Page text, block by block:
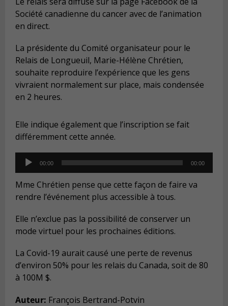
Société canadienne du cancer avec de l’animation
en direct.
La présidente du Comité organisateur pour le
Relais de Longueuil, Marie-Hélène Chrétien,
souhaite reproduire l’expérience que les gens
vivraient normalement sur place, mais condensée
en 2 heures.
Elle indique également que l’inscription se fait
différemment cette année.
Audio
Player
00:00 00:00
Mme Chrétien pense que cette façon de faire va
rendre l’événement plus accessible à tous.
Elle n’exclue pas la possibilité de conserver un
mode virtuel pour les prochaines éditions.
La Covid-19 aurait causé une perte de revenus
d’environ 50% pour les relais du Canada, soit de 80
à 100M $.
Auteur: François Bertrand-Potvin